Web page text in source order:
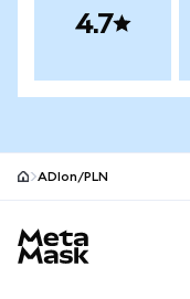
4.7
ADIon/PLN